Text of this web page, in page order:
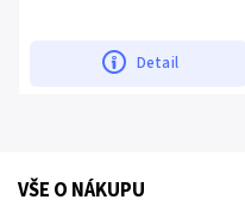
Detail
VŠE O NÁKUPU